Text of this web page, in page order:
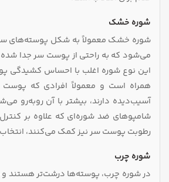
شوره خشک
شوره خشک معمولاً به شکل پوسته‌های
می‌شود که به‌ راحتی از پوست سر جدا شده
این نوع شوره اغلب با احساس
همراه است و معمولاً افرادی که
آسیب‌دیده دارند، بیشتر با آن روبه‌رو
شامپوهای ضد شوره‌ای که علاوه بر
رطوبت پوست سر نیز کمک می‌کنند،
شوره چرب
در شوره چرب، پوسته‌ها درشت‌تر هستند